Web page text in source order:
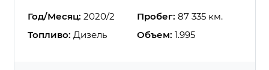
Год/Месяц: 2020/2 Пробег: 87 335 км.
Топливо: Дизель Объем: 1.995